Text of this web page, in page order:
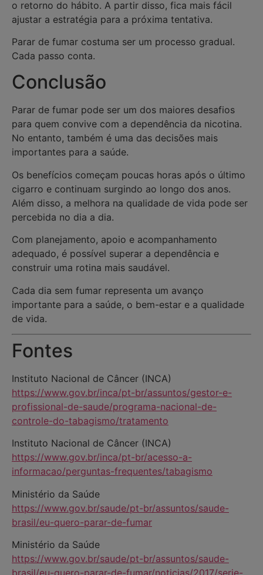
o retorno do hábito. A partir disso, fica mais fácil
ajustar a estratégia para a próxima tentativa.
Parar de fumar costuma ser um processo gradual.
Cada passo conta.
Conclusão
Parar de fumar pode ser um dos maiores desafios
para quem convive com a dependência da nicotina.
No entanto, também é uma das decisões mais
importantes para a saúde.
Os benefícios começam poucas horas após o último
cigarro e continuam surgindo ao longo dos anos.
Além disso, a melhora na qualidade de vida pode ser
percebida no dia a dia.
Com planejamento, apoio e acompanhamento
adequado, é possível superar a dependência e
construir uma rotina mais saudável.
Cada dia sem fumar representa um avanço
importante para a saúde, o bem-estar e a qualidade
de vida.
Fontes
Instituto Nacional de Câncer (INCA)
https://www.gov.br/inca/pt-br/assuntos/gestor-e-
profissional-de-saude/programa-nacional-de-
controle-do-tabagismo/tratamento
Instituto Nacional de Câncer (INCA)
https://www.gov.br/inca/pt-br/acesso-a-
informacao/perguntas-frequentes/tabagismo
Ministério da Saúde
https://www.gov.br/saude/pt-br/assuntos/saude-
brasil/eu-quero-parar-de-fumar
Ministério da Saúde
https://www.gov.br/saude/pt-br/assuntos/saude-